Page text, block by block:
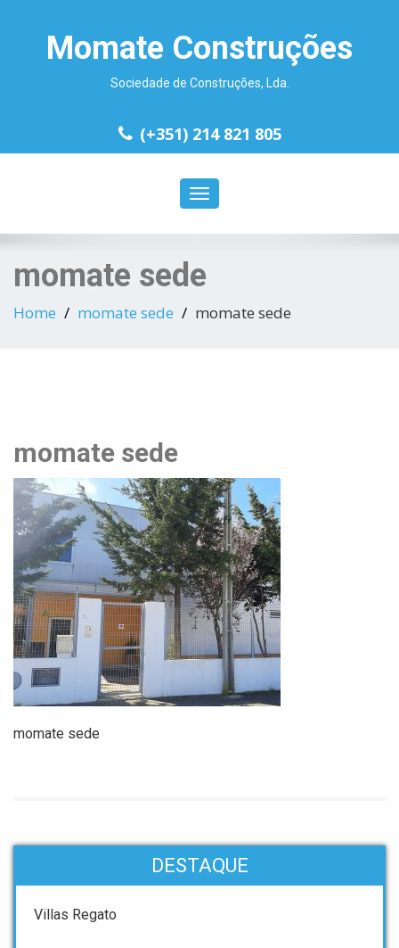
Momate Construções
Sociedade de Construções, Lda.
(+351) 214 821 805
Toggle
navigation
momate sede
Home momate sede momate sede
momate sede
momate sede
DESTAQUE
Villas Regato